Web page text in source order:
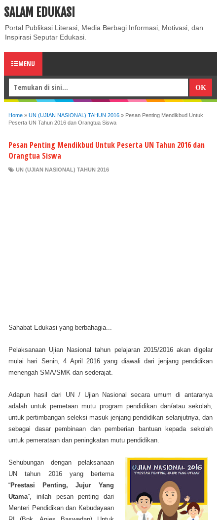
ABOUT CONTACT US
SALAM EDUKASI
Portal Publikasi Literasi, Media Berbagi Informasi, Motivasi, dan
Inspirasi Seputar Edukasi.
MENU
Home » UN (UJIAN NASIONAL) TAHUN 2016 » Pesan Penting Mendikbud Untuk
Peserta UN Tahun 2016 dan Orangtua Siswa
Pesan Penting Mendikbud Untuk Peserta UN Tahun 2016 dan
Orangtua Siswa
UN (UJIAN NASIONAL) TAHUN 2016
Sahabat Edukasi yang berbahagia...
Pelaksanaan Ujian Nasional tahun pelajaran 2015/2016 akan digelar
mulai hari Senin, 4 April 2016 yang diawali dari jenjang pendidikan
menengah SMA/SMK dan sederajat.
Adapun hasil dari UN / Ujian Nasional secara umum di antaranya
adalah untuk pemetaan mutu program pendidikan dan/atau sekolah,
untuk pertimbangan seleksi masuk jenjang pendidikan selanjutnya, dan
sebagai dasar pembinaan dan pemberian bantuan kepada sekolah
untuk pemerataan dan peningkatan mutu pendidikan.
Sehubungan dengan pelaksanaan
UN tahun 2016 yang bertema
“Prestasi Penting, Jujur Yang
Utama”, inilah pesan penting dari
Menteri Pendidikan dan Kebudayaan